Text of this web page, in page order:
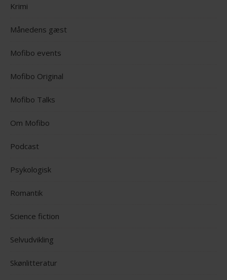
Krimi
Månedens gæst
Mofibo events
Mofibo Original
Mofibo Talks
Om Mofibo
Podcast
Psykologisk
Romantik
Science fiction
Selvudvikling
Skønlitteratur